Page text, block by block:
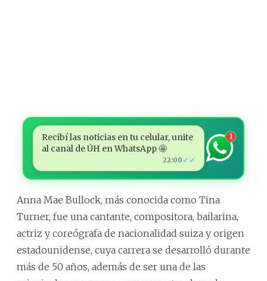
Recibí las noticias en tu celular, unite
al canal de ÚH en WhatsApp 🤩
22:00 ✓✓
1
Anna Mae Bullock, más conocida como Tina
Turner, fue una cantante, compositora, bailarina,
actriz y coreógrafa de nacionalidad suiza y origen
estadounidense, cuya carrera se desarrolló durante
más de 50 años, además de ser una de las